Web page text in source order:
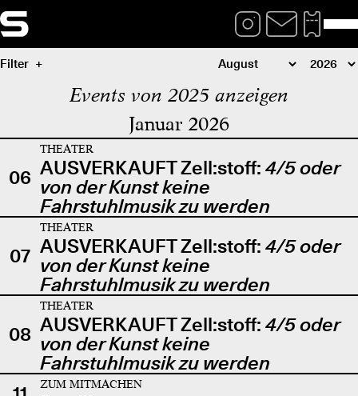
Filter
Events von 2025 anzeigen
Januar 2026
06
THEATER
AUSVERKAUFT Zell:stoff: 4/5 oder
von der Kunst keine
Fahrstuhlmusik zu werden
07
THEATER
AUSVERKAUFT Zell:stoff: 4/5 oder
von der Kunst keine
Fahrstuhlmusik zu werden
08
THEATER
AUSVERKAUFT Zell:stoff: 4/5 oder
von der Kunst keine
Fahrstuhlmusik zu werden
ZUM MITMACHEN